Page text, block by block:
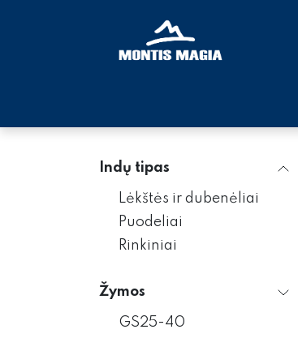
Indų tipas
Lėkštės ir dubenėliai
Puodeliai
Rinkiniai
Žymos
GS25-40